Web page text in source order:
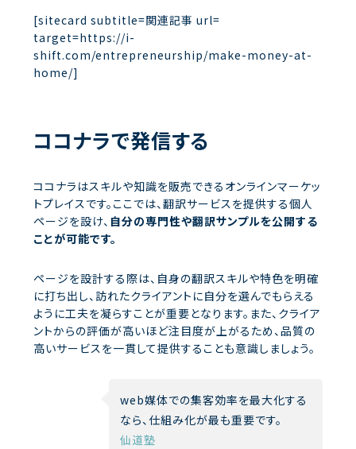
[sitecard subtitle=関連記事 url=
target=https://i-
shift.com/entrepreneurship/make-money-at-
home/]
ココナラで発信する
ココナラはスキルや知識を販売できるオンラインマーケッ
トプレイスです。ここでは、翻訳サービスを提供する個人
ページを設け、 自分の専門性や翻訳サンプルを公開する
ことが可能です。
ページを設計する際は、自身の翻訳スキルや特色を明確
に打ち出し、訪れたクライアントに自分を選んでもらえる
ように工夫を凝らすことが重要となります。また、クライア
ントからの評価が高いほど注目度が上がるため、品質の
高いサービスを一貫して提供することも意識しましょう。
web媒体での集客効率を最大化する
なら、仕組み化が最も重要です。
仙道塾